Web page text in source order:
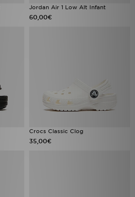
Jordan Air 1 Low Alt Infant
60,00€
Crocs Classic Clog
35,00€